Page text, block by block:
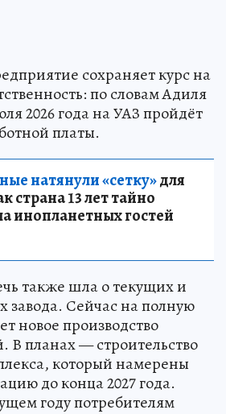
сохраняет курс на
по словам Адиля
2026 года на УАЗ пройдёт
платы.
натянули «сетку»для
страна 13 лет тайно
инопланетных гостей
также шла о текущих и
завода. Сейчас на полную
новое производство
В планах — строительство
который намерены
до конца 2027 года.
году потребителям